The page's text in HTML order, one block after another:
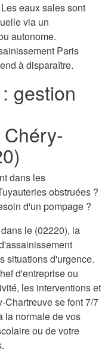
eaux sales sont
via un
autonome.
Paris
à disparaître.
gestion
dans les
obstruées ?
d'un pompage ?
le (02220), la
situations d'urgence.
d'entreprise ou
les interventions et
se font 7/7
la normale de vos
ou de votre